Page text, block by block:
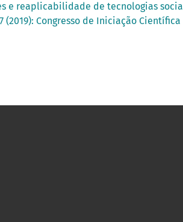
e reaplicabilidade de tecnologias
Congresso de Iniciação Científica